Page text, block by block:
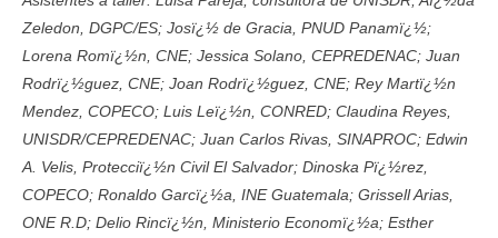
Zeledon, DGPC/ES; Josï¿½ de Gracia, PNUD Panamï¿½;
Lorena Romï¿½n, CNE; Jessica Solano, CEPREDENAC; Juan
Rodrï¿½guez, CNE; Joan Rodrï¿½guez, CNE; Rey Martï¿½n
Mendez, COPECO; Luis Leï¿½n, CONRED; Claudina Reyes,
UNISDR/CEPREDENAC; Juan Carlos Rivas, SINAPROC; Edwin
A. Velis, Protecciï¿½n Civil El Salvador; Dinoska Pï¿½rez,
COPECO; Ronaldo Garcï¿½a, INE Guatemala; Grissell Arias,
ONE R.D; Delio Rincï¿½n, Ministerio Economï¿½a; Esther